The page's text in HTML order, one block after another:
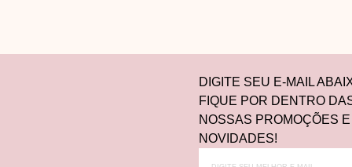
DIGITE SEU E-MAIL
FIQUE POR DENTRO
NOSSAS PROMOÇÕES E
NOVIDADES!